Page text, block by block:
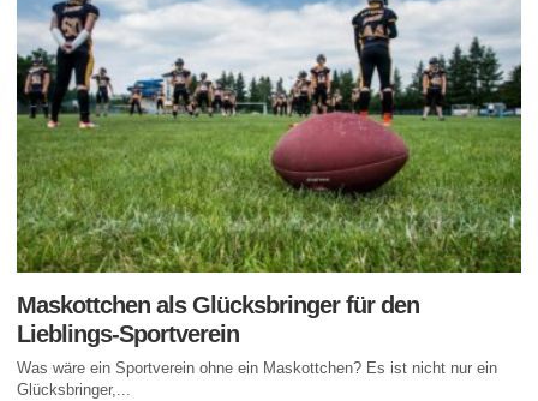
Maskottchen als Glücksbringer für den
Lieblings-Sportverein
Was wäre ein Sportverein ohne ein Maskottchen? Es ist nicht nur ein
Glücksbringer,...